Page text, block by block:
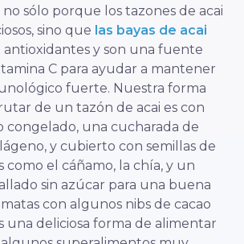
sólo porque los tazones de acai
sino que las bayas de acai
antioxidantes y son una fuente
C para ayudar a mantener
fuerte. Nuestra forma
de un tazón de acai es con
congelado, una cucharada de
y cubierto con semillas de
como el cáñamo, la chía, y un
sin azúcar para una buena
con algunos nibs de cacao
una deliciosa forma de alimentar